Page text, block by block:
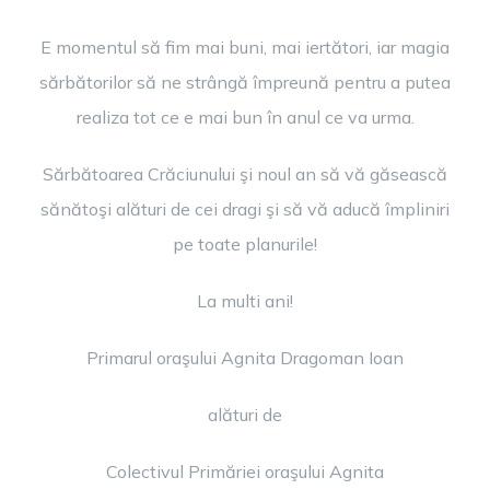
E momentul să fim mai buni, mai iertători, iar magia
sărbătorilor să ne strângă împreună pentru a putea
realiza tot ce e mai bun în anul ce va urma.
Sărbătoarea Crăciunului şi noul an să vă găsească
sănătoşi alături de cei dragi şi să vă aducă împliniri
pe toate planurile!
La multi ani!
Primarul oraşului Agnita Dragoman Ioan
alături de
Colectivul Primăriei oraşului Agnita